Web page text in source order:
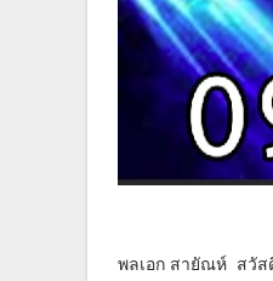
พลเอก สายัณห์ สวัส